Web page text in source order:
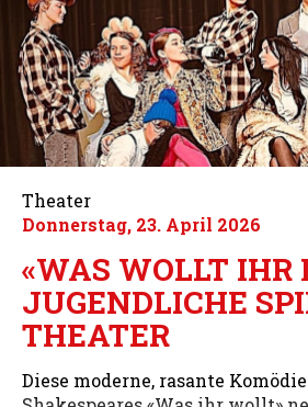
Theater
Donnerstag, 23. April 2026
«WAS WOLLT IHR
JUGENDLICHE
THEATER
Diese moderne, rasante